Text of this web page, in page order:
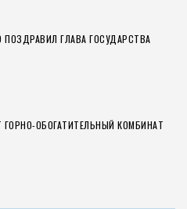
ПОЗДРАВИЛ ГЛАВА ГОСУДАРСТВА
ОБОГАТИТЕЛЬНЫЙ КОМБИНАТ